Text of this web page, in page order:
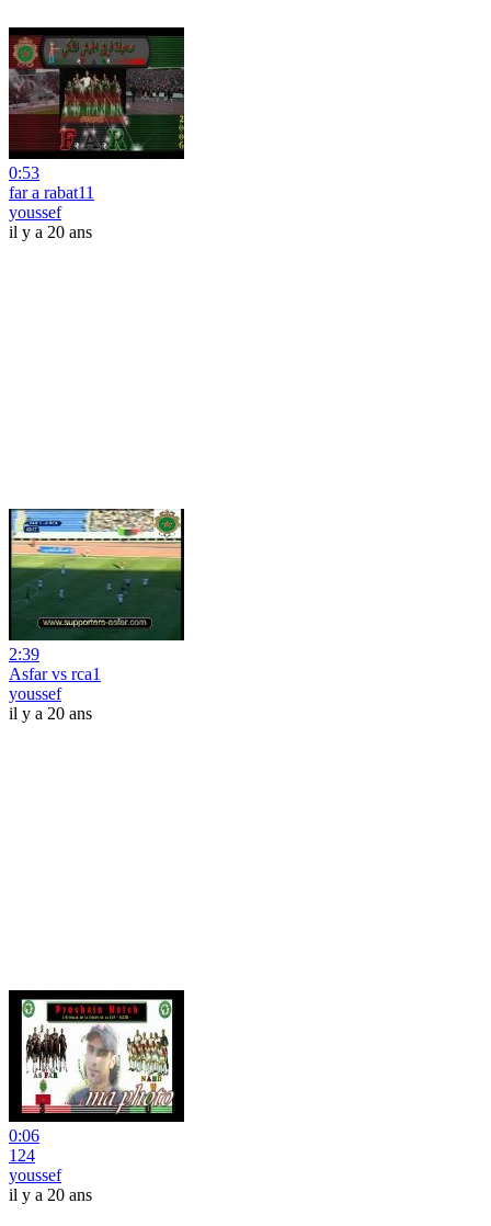
0:53
far a rabat11
youssef
il y a 20 ans
2:39
Asfar vs rca1
youssef
il y a 20 ans
0:06
124
youssef
il y a 20 ans